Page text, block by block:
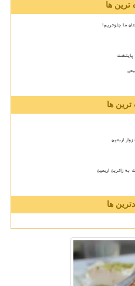
ترین ها
ها
ها